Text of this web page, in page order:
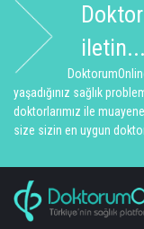
iletin...
yaşadığınız sağlık
doktorlarımız ile
size sizin en uygun